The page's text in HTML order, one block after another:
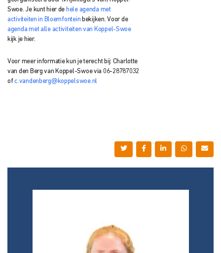
Swoe. Je kunt hier de hele agenda met
activiteiten in Bloemfontein bekijken. Voor de
agenda met alle activiteiten van Koppel-Swoe
kijk je hier.
Voor meer informatie kun je terecht bij: Charlotte
van den Berg van Koppel-Swoe via 06-28787032
ofc.vandenberg@koppelswoe.nl